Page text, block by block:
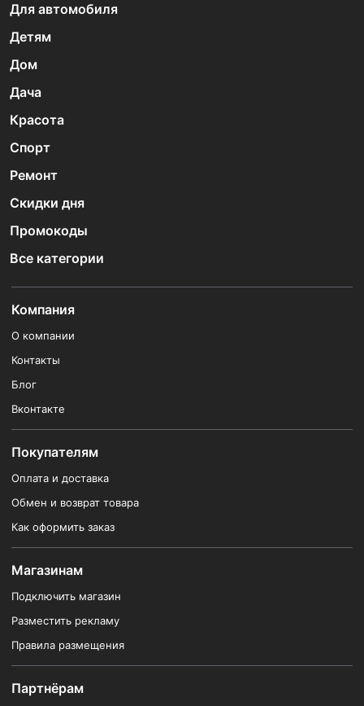
Для автомобиля
Детям
Дом
Дача
Красота
Спорт
Ремонт
Скидки дня
Промокоды
Все категории
Компания
О компании
Контакты
Блог
Вконтакте
Покупателям
Оплата и доставка
Обмен и возврат товара
Как оформить заказ
Магазинам
Подключить магазин
Разместить рекламу
Правила размещения
Партнёрам